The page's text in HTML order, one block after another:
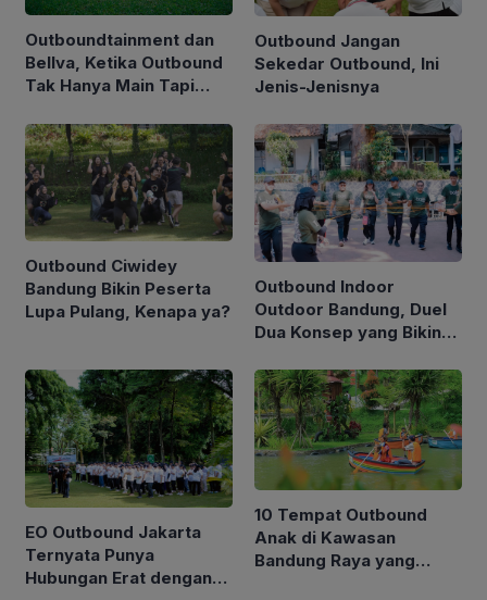
Outboundtainment dan
Bellva, Ketika Outbound
Tak Hanya Main Tapi
Positif
Outbound Jangan
Sekedar Outbound, Ini
Jenis-Jenisnya
Outbound Ciwidey
Bandung Bikin Peserta
Lupa Pulang, Kenapa ya?
Outbound Indoor
Outdoor Bandung, Duel
Dua Konsep yang Bikin
Beneran Cocok untuk
Tim Kamu?
EO Outbound Jakarta
Ternyata Punya
Hubungan Erat dengan
10 Tempat Outbound
Anak di Kawasan
Bandung Raya yang